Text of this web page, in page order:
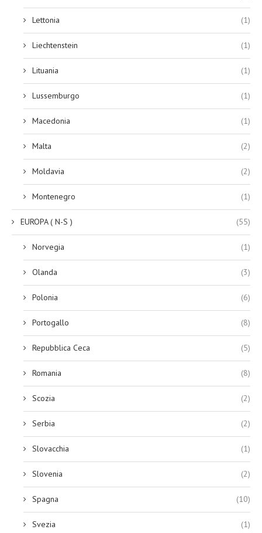
Lettonia (1)
Liechtenstein (1)
Lituania (1)
Lussemburgo (1)
Macedonia (1)
Malta (2)
Moldavia (2)
Montenegro (1)
EUROPA ( N-S ) (55)
Norvegia (1)
Olanda (3)
Polonia (6)
Portogallo (8)
Repubblica Ceca (5)
Romania (8)
Scozia (2)
Serbia (2)
Slovacchia (1)
Slovenia (2)
Spagna (10)
Svezia (1)